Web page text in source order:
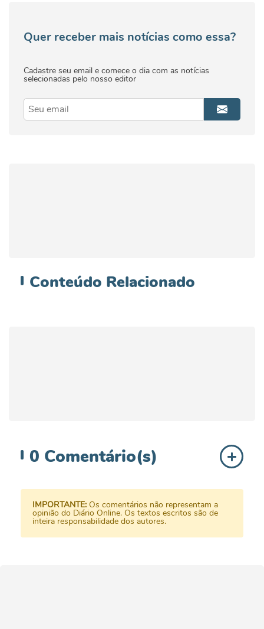
Quer receber mais notícias como essa?
Cadastre seu email e comece o dia com as notícias
selecionadas pelo nosso editor
Conteúdo Relacionado
0 Comentário(s)
IMPORTANTE: Os comentários não representam a
opinião do Diário Online. Os textos escritos são de
inteira responsabilidade dos autores.